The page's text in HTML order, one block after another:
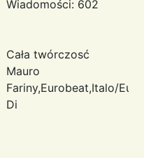
Wiadomości: 602
Cała twórczosć
Mauro
Fariny,Eurobeat,Italo/Euro
Di